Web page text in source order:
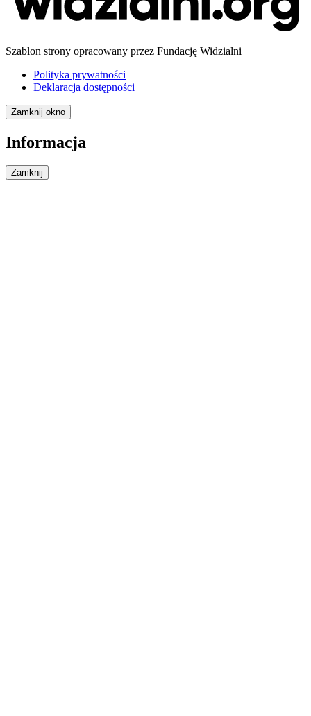
Szablon strony opracowany przez Fundację Widzialni
Polityka prywatności
Deklaracja dostępności
Zamknij okno
Informacja
Zamknij